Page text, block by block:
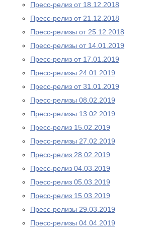
Пресс-релиз от 18.12.2018
Пресс-релиз от 21.12.2018
Пресс-релизы от 25.12.2018
Пресс-релизы от 14.01.2019
Пресс-релиз от 17.01.2019
Пресс-релизы 24.01.2019
Пресс-релиз от 31.01.2019
Пресс-релизы 08.02.2019
Пресс-релизы 13.02.2019
Пресс-релиз 15.02.2019
Пресс-релизы 27.02.2019
Пресс-релиз 28.02.2019
Пресс-релиз 04.03.2019
Пресс-релиз 05.03.2019
Пресс-релиз 15.03.2019
Пресс-релизы 29.03.2019
Пресс-релизы 04.04.2019